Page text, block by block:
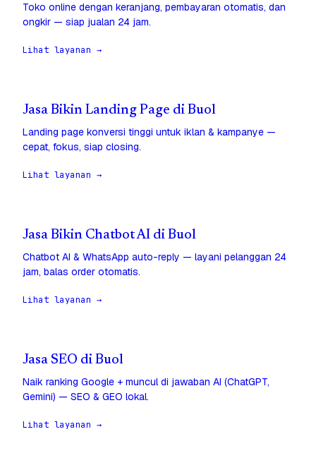
Toko online dengan keranjang, pembayaran otomatis, dan
ongkir — siap jualan 24 jam.
Lihat layanan →
Jasa Bikin Landing Page di Buol
Landing page konversi tinggi untuk iklan & kampanye —
cepat, fokus, siap closing.
Lihat layanan →
Jasa Bikin Chatbot AI di Buol
Chatbot AI & WhatsApp auto-reply — layani pelanggan 24
jam, balas order otomatis.
Lihat layanan →
Jasa SEO di Buol
Naik ranking Google + muncul di jawaban AI (ChatGPT,
Gemini) — SEO & GEO lokal.
Lihat layanan →